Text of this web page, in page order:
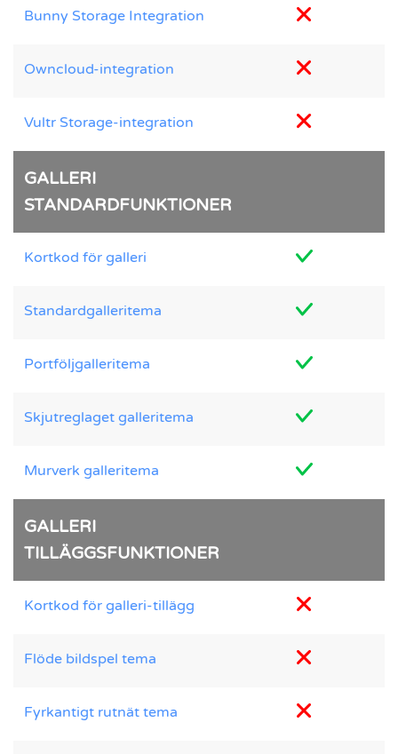
Bunny Storage Integration
Owncloud-integration
Vultr Storage-integration
GALLERI
STANDARDFUNKTIONER
Kortkod för galleri
Standardgalleritema
Portföljgalleritema
Skjutreglaget galleritema
Murverk galleritema
GALLERI
TILLÄGGSFUNKTIONER
Kortkod för galleri-tillägg
Flöde bildspel tema
Fyrkantigt rutnät tema